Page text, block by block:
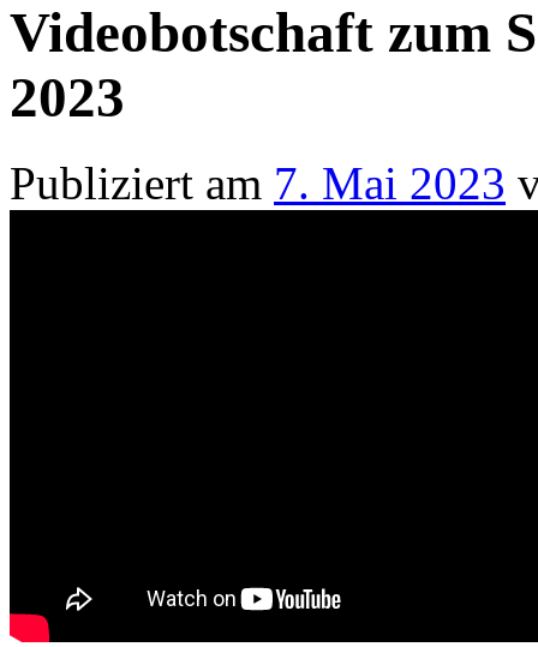
Videobotschaft zum
2023
Publiziert am 7. Mai 2023